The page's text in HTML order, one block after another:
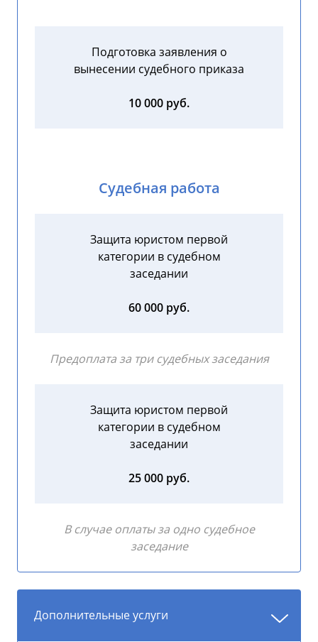
Подготовка заявления о
вынесении судебного приказа
10 000 руб.
Судебная работа
Защита юристом первой
категории в судебном
заседании
60 000 руб.
Предоплата за три судебных заседания
Защита юристом первой
категории в судебном
заседании
25 000 руб.
В случае оплаты за одно судебное
заседание
Дополнительные услуги